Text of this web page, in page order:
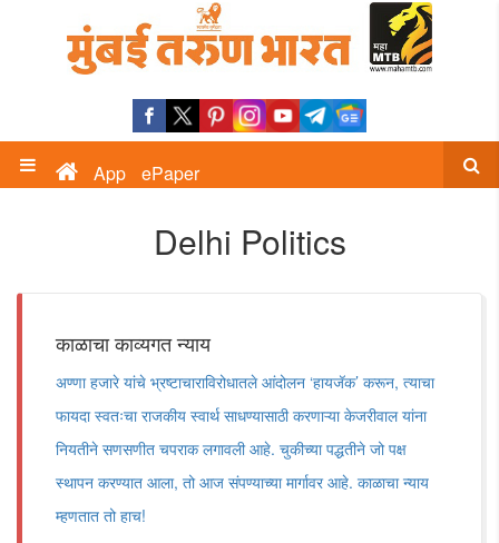
App ePaper
Delhi Politics
काळाचा काव्यगत न्याय
अण्णा हजारे यांचे भ्रष्टाचाराविरोधातले आंदोलन ‌‘हायजॅक‌’ करून, त्याचा
फायदा स्वतःचा राजकीय स्वार्थ साधण्यासाठी करणाऱ्या केजरीवाल यांना
नियतीने सणसणीत चपराक लगावली आहे. चुकीच्या पद्धतीने जो पक्ष
स्थापन करण्यात आला, तो आज संपण्याच्या मार्गावर आहे. काळाचा न्याय
म्हणतात तो हाच!